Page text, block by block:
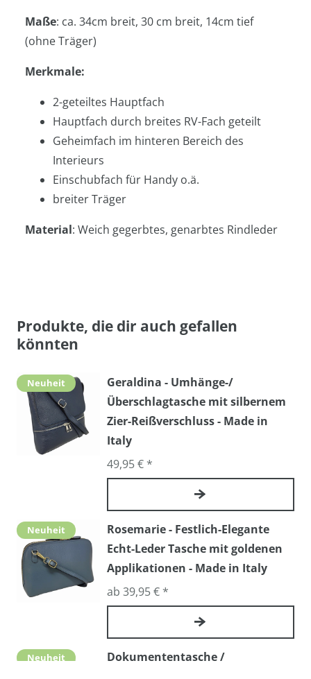
Maße: ca. 34cm breit, 30 cm breit, 14cm tief
(ohne Träger)
Merkmale:
2-geteiltes Hauptfach
Hauptfach durch breites RV-Fach geteilt
Geheimfach im hinteren Bereich des
Interieurs
Einschubfach für Handy o.ä.
breiter Träger
Material: Weich gegerbtes, genarbtes Rindleder
Produkte, die dir auch gefallen
könnten
Neuheit
Geraldina - Umhänge-/
Überschlagtasche mit silbernem
Zier-Reißverschluss - Made in
Italy
49,95 € *
Neuheit
Rosemarie - Festlich-Elegante
Echt-Leder Tasche mit goldenen
Applikationen - Made in Italy
ab 39,95 € *
Neuheit
Dokumententasche /